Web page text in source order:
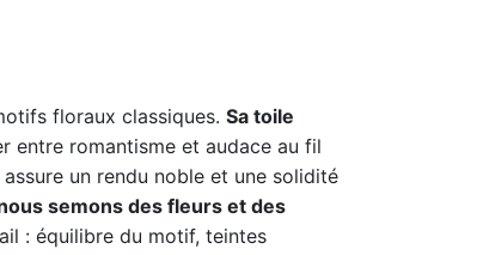
floraux classiques. Sa toile
entre romantisme et audace au fil
un rendu noble et une solidité
semons des fleurs et des
: équilibre du motif, teintes